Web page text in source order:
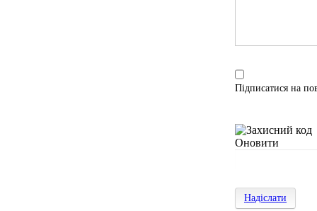
Підписатися на
Оновити
Надіслати